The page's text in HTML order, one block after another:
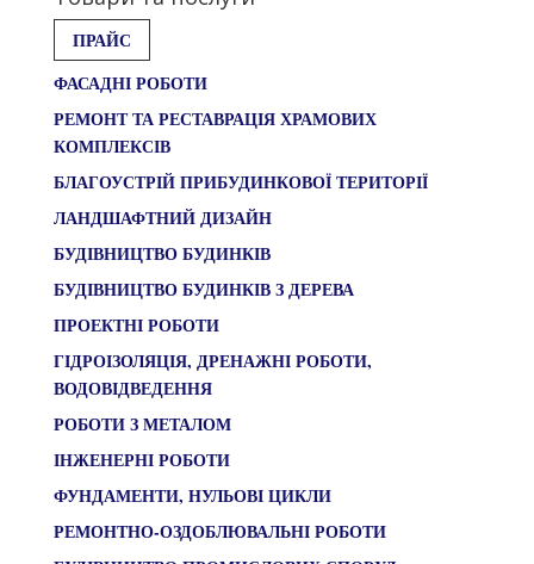
ПРАЙС
ФАСАДНІ РОБОТИ
РЕМОНТ ТА РЕСТАВРАЦІЯ ХРАМОВИХ
КОМПЛЕКСІВ
БЛАГОУСТРІЙ ПРИБУДИНКОВОЇ ТЕРИТОРІЇ
ЛАНДШАФТНИЙ ДИЗАЙН
БУДІВНИЦТВО БУДИНКІВ
БУДІВНИЦТВО БУДИНКІВ З ДЕРЕВА
ПРОЕКТНІ РОБОТИ
ГІДРОІЗОЛЯЦІЯ, ДРЕНАЖНІ РОБОТИ,
ВОДОВІДВЕДЕННЯ
РОБОТИ З МЕТАЛОМ
ІНЖЕНЕРНІ РОБОТИ
ФУНДАМЕНТИ, НУЛЬОВІ ЦИКЛИ
РЕМОНТНО-ОЗДОБЛЮВАЛЬНІ РОБОТИ